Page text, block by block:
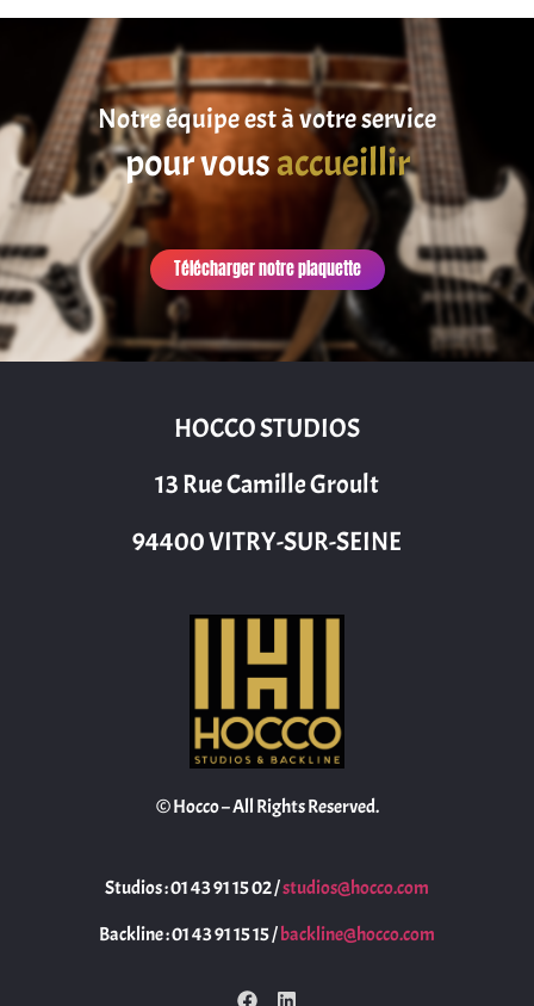
Notre équipe est à votre service
pour vousaccueillir
Télécharger notre plaquette
HOCCO STUDIOS
13 Rue Camille Groult
94400 VITRY-SUR-SEINE
© Hocco – All Rights Reserved.
Studios : 01 43 91 15 02 /studios@hocco.com
Backline : 01 43 91 15 15 /backline@hocco.com